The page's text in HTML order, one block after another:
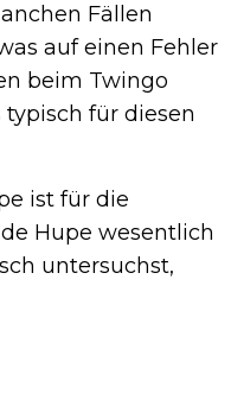
Fällen
auf einen Fehler
beim Twingo
für diesen
ist für die
Hupe wesentlich
untersuchst,